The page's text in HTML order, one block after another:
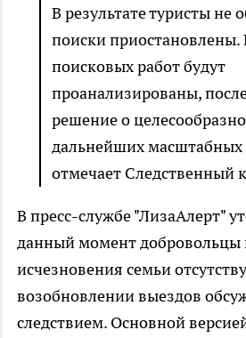
В результате туристы не
поиски приостановлены.
поисковых работ будут
проанализированы,
решение о
дальнейших масштабных
отмечает Следственный
В пресс-службе "ЛизаАлерт"
данный момент добровольцы
исчезновения семьи
возобновлении выездов
следствием. Основной